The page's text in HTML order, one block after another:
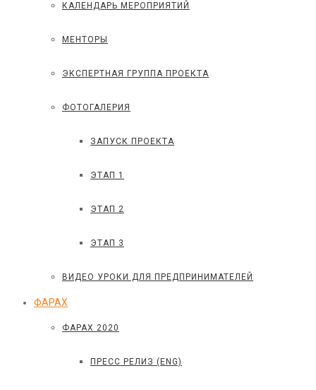
КАЛЕНДАРЬ МЕРОПРИЯТИЙ
МЕНТОРЫ
ЭКСПЕРТНАЯ ГРУППА ПРОЕКТА
ФОТОГАЛЕРИЯ
ЗАПУСК ПРОЕКТА
ЭТАП 1
ЭТАП 2
ЭТАП 3
ВИДЕО УРОКИ ДЛЯ ПРЕДПРИНИМАТЕЛЕЙ
ФАРАХ
ФАРАХ 2020
ПРЕСС РЕЛИЗ (ENG)